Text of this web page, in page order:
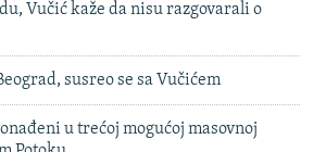
Vučić kaže da nisu razgovarali o
susreo se sa Vučićem
u trećoj mogućoj masovnoj